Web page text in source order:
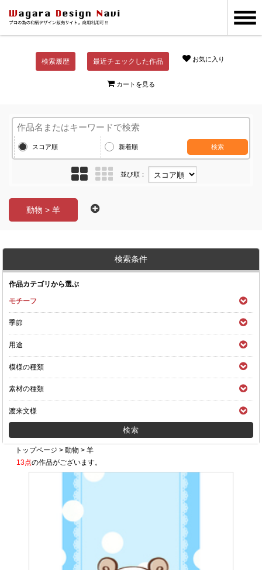
検索履歴 最近チェックした作品 お気に入り
カートを見る
スコア順 新着順 検索
並び順：
動物 > 羊
検索条件
作品カテゴリから選ぶ
モチーフ
季節
用途
模様の種類
素材の種類
渡来文様
トップページ >動物 >羊
13点の作品がございます。